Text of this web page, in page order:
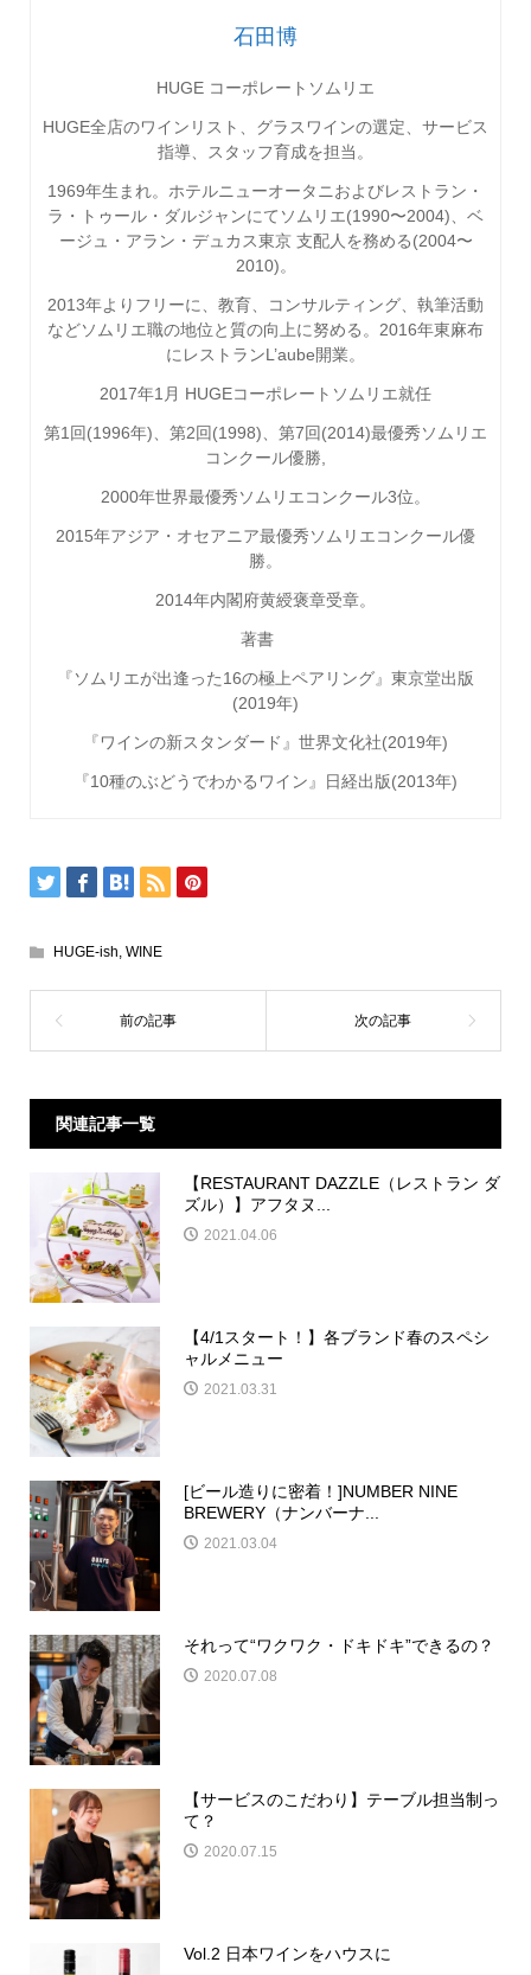
石田博
HUGE コーポレートソムリエ
HUGE全店のワインリスト、グラスワインの選定、サービス
指導、スタッフ育成を担当。
1969年生まれ。ホテルニューオータニおよびレストラン・
ラ・トゥール・ダルジャンにてソムリエ(1990〜2004) 、ベ
ージュ・アラン・デュカス東京 支配人を務める(2004〜
2010)。
2013年よりフリーに、教育、コンサルティング、執筆活動
などソムリエ職の地位と質の向上に努める。 2016年東麻布
にレストランL’aube開業。
2017年1月 HUGEコーポレートソムリエ就任
第1 回(1996年) 、第2回(1998) 、第7回(2014)最優秀ソムリエ
コンクール優勝
2000年世界最優秀ソムリエコンクール3位。
2015年アジア・オセアニア最優秀ソムリエコンクール優
勝。
2014年内閣府黄綬褒章受章。
著書
『ソムリエが出逢った16の極上ペアリング』東京堂出版
(2019年)
『ワインの新スタンダード』世界文化社(2019年)
『10種のぶどうでわかるワイン』日経出版(2013年)
HUGE-ish, WINE
関連記事一覧
【RESTAURANT DAZZLE（レストラン ダ
ズル）】アフタヌ...
2021.04.06
【4/1スタート！】各ブランド春のスペシ
ャルメニュー
2021.03.31
[ビール造りに密着！]NUMBER NINE
BREWERY（ナンバーナ...
2021.03.04
それって“ワクワク・ドキドキ”できるの？
2020.07.08
【サービスのこだわり】テーブル担当制っ
て？
2020.07.15
Vol.2 日本ワインをハウスに